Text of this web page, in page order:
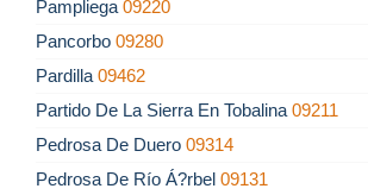
Pampliega 09220
Pancorbo 09280
Pardilla 09462
Partido De La Sierra En Tobalina 09211
Pedrosa De Duero 09314
Pedrosa De Río Á?rbel 09131